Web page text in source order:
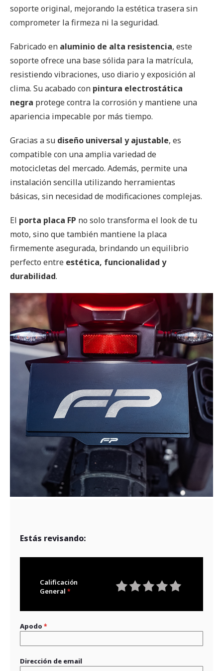
soporte original, mejorando la estética trasera sin
comprometer la firmeza ni la seguridad.
Fabricado en aluminio de alta resistencia, este
soporte ofrece una base sólida para la matrícula,
resistiendo vibraciones, uso diario y exposición al
clima. Su acabado con pintura electrostática
negra protege contra la corrosión y mantiene una
apariencia impecable por más tiempo.
Gracias a su diseño universal y ajustable, es
compatible con una amplia variedad de
motocicletas del mercado. Además, permite una
instalación sencilla utilizando herramientas
básicas, sin necesidad de modificaciones complejas.
El porta placa FP no solo transforma el look de tu
moto, sino que también mantiene la placa
firmemente asegurada, brindando un equilibrio
perfecto entre estética, funcionalidad y
durabilidad.
Estás revisando:
Calificación
General
Apodo
Dirección de email